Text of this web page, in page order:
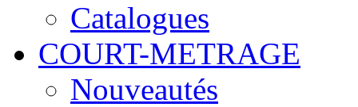
Catalogues
COURT-METRAGE
Nouveautés